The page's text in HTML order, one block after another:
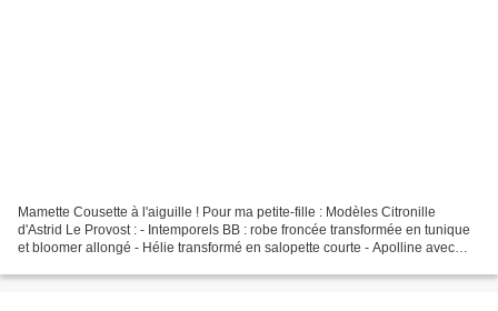
Mamette Cousette à l'aiguille ! Pour ma petite-fille : Modèles Citronille
d'Astrid Le Provost : - Intemporels BB : robe froncée transformée en tunique
et bloomer allongé - Hélie transformé en salopette courte - Apolline avec